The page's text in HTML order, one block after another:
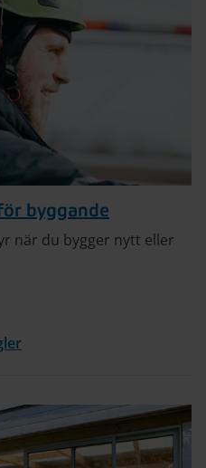
byggande
när du bygger nytt eller